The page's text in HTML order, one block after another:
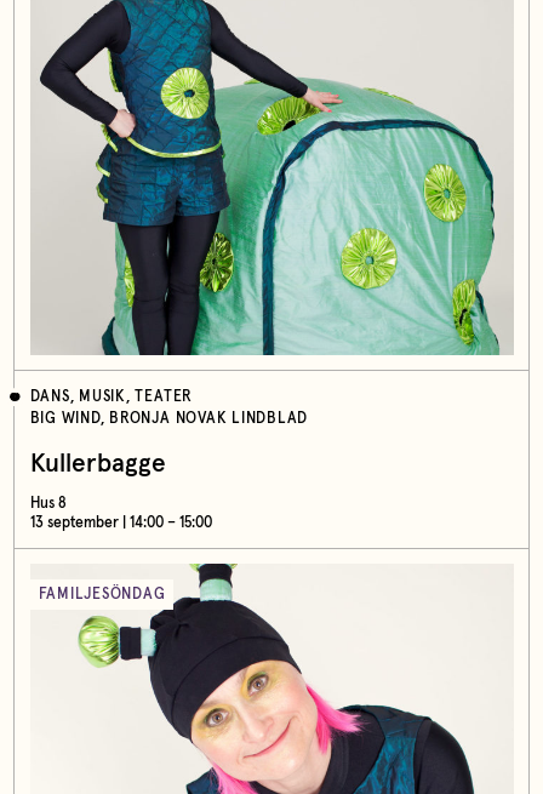
DANS, MUSIK, TEATER
BIG WIND, BRONJA NOVAK LINDBLAD
Kullerbagge
Hus 8
13 september | 14:00 – 15:00
FAMILJESÖNDAG